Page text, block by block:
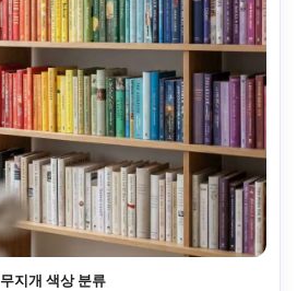
무지개 색상 분류